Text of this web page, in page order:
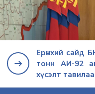
Ерөнхий сайд
тонн АИ-92
хүсэлт тавилаа